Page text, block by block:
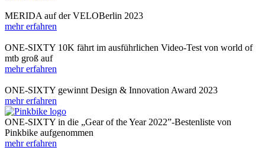
MERIDA auf der VELOBerlin 2023
mehr erfahren
ONE-SIXTY 10K fährt im ausführlichen Video-Test von world of
mtb groß auf
mehr erfahren
ONE-SIXTY gewinnt Design & Innovation Award 2023
mehr erfahren
ONE-SIXTY in die „Gear of the Year 2022”-Bestenliste von
Pinkbike aufgenommen
mehr erfahren